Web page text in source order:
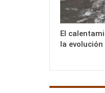
El
la evolución